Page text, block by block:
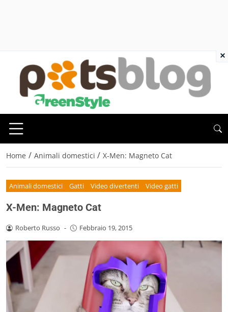
Home / Animali domestici / X-Men: Magneto Cat
Animali domestici Gatti Video divertenti Video gatti
X-Men: Magneto Cat
Roberto Russo - Febbraio 19, 2015
×